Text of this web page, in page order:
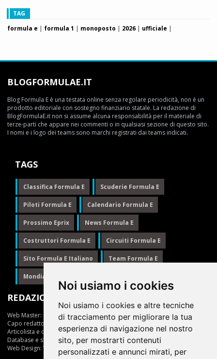
Noi usiamo i cookies
Noi usiamo i cookies e altre tecniche
di tracciamento per migliorare la tua
esperienza di navigazione nel nostro
sito, per mostrarti contenuti
personalizzati e annunci mirati, per
TAG
formula e | formula 1 | monoposto | 2026 | ufficiale |
BLOGFORMULAE.IT
Blog Formula E è una testata online senza regolare periodicità, non è un
prodotto editoriale con sostegno finanziario statale. La redazione di
BlogFormulaE.it non si assume alcuna responsabilità per il materiale di
terze-parti che appare nei commenti o in qualsiasi sezione di questo sito.
I nomi e i logo dei teams sono marchi registrati dai teams indicati.
TAGS
Classifica Formula E Scuderie Formula E
Piloti Formula E Calendario Formula E
Prossimo Eprix News Formula E
Costruttori Formula E Circuiti Formula E
Sito Formula E Italiano Team Formula E
Mondiale Formula E
REDAZIONE
Web Master:
Ing.Daniele Muscarella
Capo redattore:
Articolista e opinionista:Giuseppe Cianci
Database e statistiche:Marcella Toschi
Web Design: Vittorio Arena